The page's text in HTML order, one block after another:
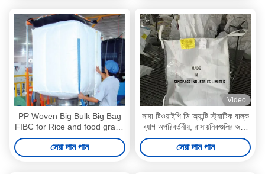
PP Woven Big Bulk Big Bag
FIBC for Rice and food grade
Jumbo bag
সেরা দাম পান
Video
সাদা টিওয়াইপি ডি অ্যান্টি স্ট্যাটিক বাল্ক
ব্যাগ অপরিবর্তনীয়, রাসায়নিকগুলির জন্য
অ্যান্টি-সিফ্ট
সেরা দাম পান